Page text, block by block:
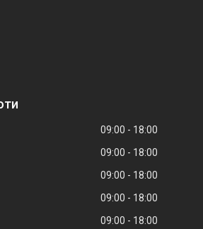
09:00
18:00
09:00
18:00
09:00
18:00
09:00
18:00
09:00 18:00